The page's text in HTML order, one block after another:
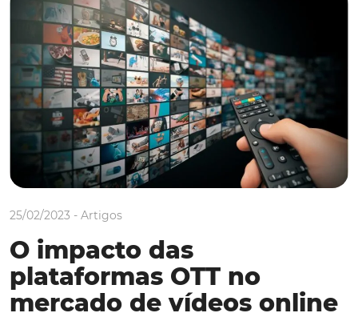
25/02/2023 - Artigos
O impacto das
plataformas OTT no
mercado de vídeos online